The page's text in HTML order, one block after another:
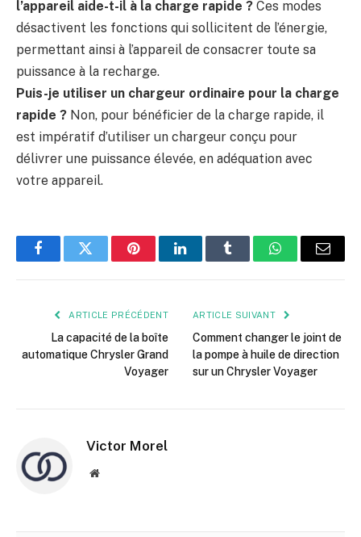
l’appareil aide-t-il à la charge rapide ? Ces modes
désactivent les fonctions qui sollicitent de l’énergie,
permettant ainsi à l’appareil de consacrer toute sa
puissance à la recharge.
Puis-je utiliser un chargeur ordinaire pour la charge
rapide ? Non, pour bénéficier de la charge rapide, il
est impératif d’utiliser un chargeur conçu pour
délivrer une puissance élevée, en adéquation avec
votre appareil.
FacebookTwitter PinterestLinkedInTumblr WhatsApp
E-
ARTICLE PRÉCÉDENT
La capacité de la boîte
automatique Chrysler Grand
Voyager
ARTICLE SUIVANT
Comment changer le joint de
la pompe à huile de direction
sur un Chrysler Voyager
Victor Morel
Site